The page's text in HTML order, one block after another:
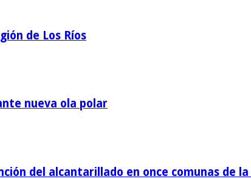
de Los Ríos
nueva ola polar
del alcantarillado en once comunas de la